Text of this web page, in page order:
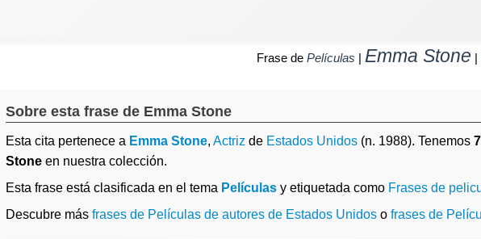
Frase de Películas | Emma Stone |
Sobre esta frase de Emma Stone
Esta cita pertenece a Emma Stone, Actriz de Estados Unidos (n. 1988). Tenemos
Stone en nuestra colección.
Esta frase está clasificada en el tema Películas y etiquetada como Frases de
Descubre más frases de Películas de autores de Estados Unidos o frases de